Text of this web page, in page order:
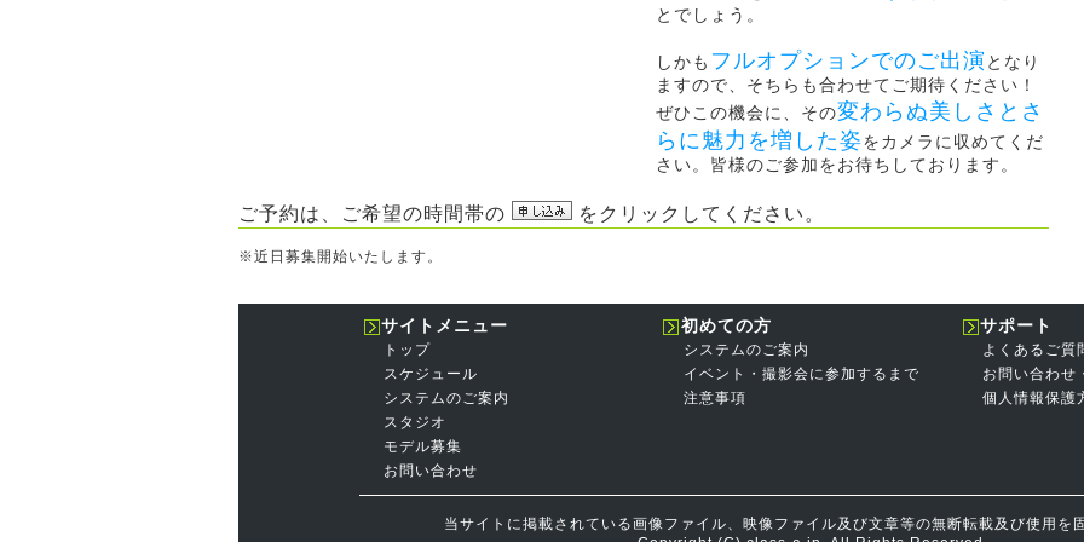
とでしょう。
しかも フルオプションでのご出演 となり
ますので、そちらも合わせてご期待ください！
ぜひこの機会に、その変わらぬ美しさとさ
らに魅力を増した姿をカメラに収めてくだ
さい。皆様のご参加をお待ちしております。
ご予約は、ご希望の時間帯の をクリックしてください。
※近日募集開始いたします。
サイトメニュー
トップ
スケジュール
システムのご案内
スタジオ
モデル募集
お問い合わせ
初めての方
システムのご案内
イベント・撮影会に参加するまで
注意事項
サポート
よくあるご質
お問い合わせ
個人情報保護
当サイトに掲載されている画像ファイル、映像ファイル及び文章等の無断転載及び使用を